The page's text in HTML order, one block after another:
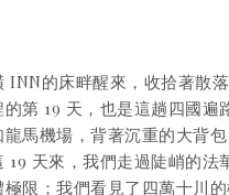
的床畔醒來，收拾著散
第 19 天，也是這趟四國遍
馬機場，背著沉重的大背
天來，我們走過陡峭的法
限；我們看見了四萬十川